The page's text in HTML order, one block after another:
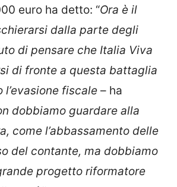
euro ha detto: “Ora è il
dalla parte degli
di pensare che Italia Viva
di fronte a questa battaglia
fiscale – ha
dobbiamo guardare alla
come l’abbassamento delle
del contante, ma dobbiamo
progetto riformatore